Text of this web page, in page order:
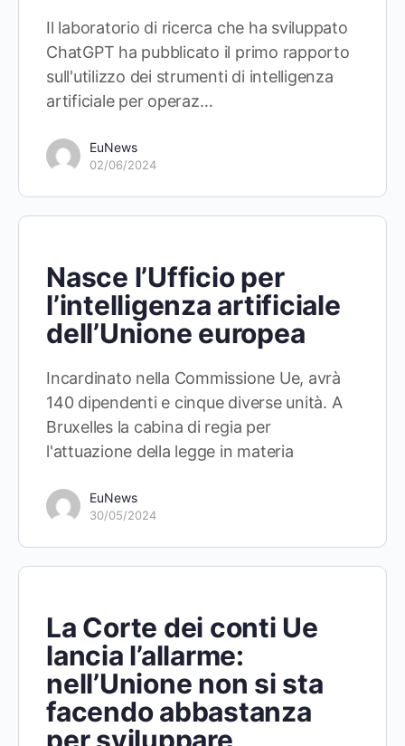
Il laboratorio di ricerca che ha sviluppato
ChatGPT ha pubblicato il primo rapporto
sull'utilizzo dei strumenti di intelligenza
artificiale per operaz…
EuNews
02/06/2024
Nasce l’Ufficio per
l’intelligenza artificiale
dell’Unione europea
Incardinato nella Commissione Ue, avrà
140 dipendenti e cinque diverse unità. A
Bruxelles la cabina di regia per
l'attuazione della legge in materia
EuNews
30/05/2024
La Corte dei conti Ue
lancia l’allarme:
nell’Unione non si sta
facendo abbastanza
per sviluppare